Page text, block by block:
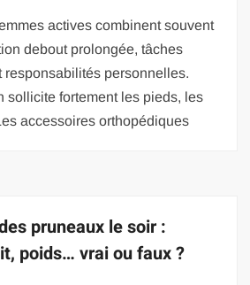
actives combinent souvent
debout prolongée, tâches
responsabilités personnelles.
sollicite fortement les pieds, les
accessoires orthopédiques
pruneaux le soir :
poids… vrai ou faux ?